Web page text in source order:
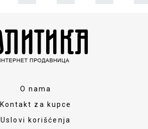
O nama
Kontakt za kupce
Uslovi korišćenja